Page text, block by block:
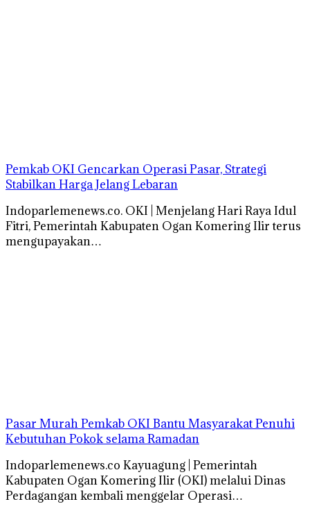
Pemkab OKI Gencarkan Operasi Pasar, Strategi
Stabilkan Harga Jelang Lebaran
Indoparlemenews.co. OKI | Menjelang Hari Raya Idul
Fitri, Pemerintah Kabupaten Ogan Komering Ilir terus
mengupayakan…
Pasar Murah Pemkab OKI Bantu Masyarakat Penuhi
Kebutuhan Pokok selama Ramadan
Indoparlemenews.co Kayuagung | Pemerintah
Kabupaten Ogan Komering Ilir (OKI) melalui Dinas
Perdagangan kembali menggelar Operasi…